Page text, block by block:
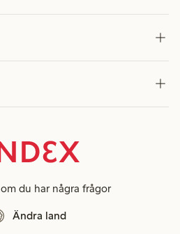
om du har några frågor
Ändra land